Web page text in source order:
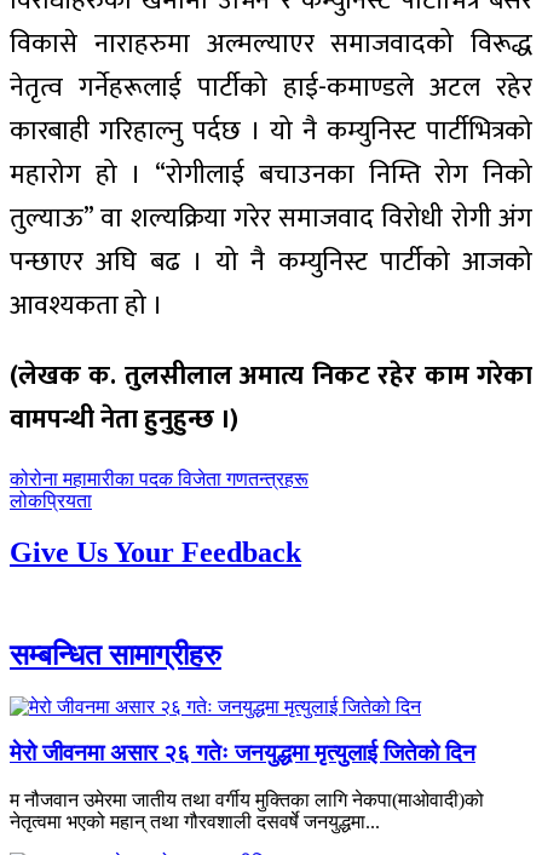
विकासे नाराहरुमा अल्मल्याएर समाजवादको विरूद्ध
नेतृत्व गर्नेहरूलाई पार्टीको हाई-कमाण्डले अटल रहेर
कारबाही गरिहाल्नु पर्दछ । यो नै कम्युनिस्ट पार्टीभित्रको
महारोग हो । “रोगीलाई बचाउनका निम्ति रोग निको
तुल्याऊ” वा शल्यक्रिया गरेर समाजवाद विरोधी रोगी अंग
पन्छाएर अघि बढ । यो नै कम्युनिस्ट पार्टीको आजको
आवश्यकता हो ।
(लेखक क. तुलसीलाल अमात्य निकट रहेर काम गरेका
वामपन्थी नेता हुनुहुन्छ ।)
पछिल्लाे
-
कोरोना महामारीका पदक विजेता गणतन्त्रहरू
अघिल्लाे
लोकप्रियता
Give Us Your Feedback
सम्बन्धित सामाग्रीहरु
मेरो जीवनमा असार २६ गतेः जनयुद्धमा मृत्युलाई जितेको दिन
म नौजवान उमेरमा जातीय तथा वर्गीय मुक्तिका लागि नेकपा(माओवादी)को
नेतृत्वमा भएको महान् तथा गौरवशाली दसवर्षे जनयुद्धमा...